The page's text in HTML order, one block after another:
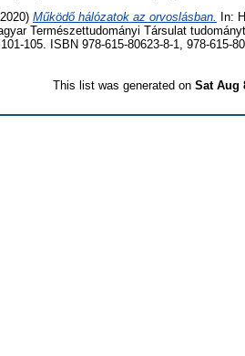
Működő hálózatok az orvoslásban.
In:
Természettudományi Társulat
105. ISBN 978-615-80623-8-1, 978-615-
This list was generated on Sat Aug